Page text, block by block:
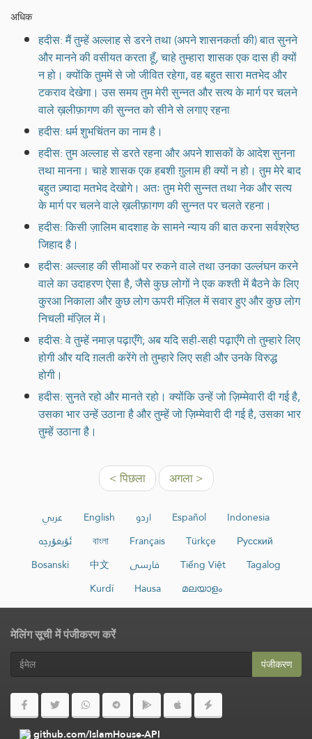
अधिक
हदीस: मैं तुम्हें अल्लाह से डरने तथा (अपने शासनकर्ता की) बात सुनने
और मानने की वसीयत करता हूँ, चाहे तुम्हारा शासक एक दास ही क्यों
न हो। क्योंकि तुममें से जो जीवित रहेगा, वह बहुत सारा मतभेद और
टकराव देखेगा। उस समय तुम मेरी सुन्नत और सत्य के मार्ग पर चलने
वाले ख़लीफ़ागण की सुन्नत को सीने से लगाए रहना
हदीस: धर्म शुभचिंतन का नाम है।
हदीस: तुम अल्लाह से डरते रहना और अपने शासकों के आदेश सुनना
तथा मानना। चाहे शासक एक हबशी ग़ुलाम ही क्यों न हो। तुम मेरे बाद
बहुत ज़्यादा मतभेद देखोगे। अतः तुम मेरी सुन्नत तथा नेक और सत्य
के मार्ग पर चलने वाले ख़लीफ़ागण की सुन्नत पर चलते रहना।
हदीस: किसी ज़ालिम बादशाह के सामने न्याय की बात करना सर्वश्रेष्ठ
जिहाद है।
हदीस: अल्लाह की सीमाओं पर रुकने वाले तथा उनका उल्लंघन करने
वाले का उदाहरण ऐसा है, जैसे कुछ लोगों ने एक कश्ती में बैठने के लिए
कु़रआ निकाला और कुछ लोग ऊपरी मंज़िल में सवार हुए और कुछ लोग
निचली मंज़िल में।
हदीस: वे तुम्हें नमाज़ पढ़ाएँगे; अब यदि सही-सही पढ़ाएँगे तो तुम्हारे लिए
होगी और यदि ग़लती करेंगे तो तुम्हारे लिए सही और उनके विरुद्ध
होगी।
हदीस: सुनते रहो और मानते रहो। क्योंकि उन्हें जो ज़िम्मेवारी दी गई है,
उसका भार उन्हें उठाना है और तुम्हें जो ज़िम्मेवारी दी गई है, उसका भार
तुम्हें उठाना है।
< पिछला अगला >
عربي English اردو Español
Indonesia
ئۇيغۇرچە
বাংলা Français Türkçe
Русский
Bosanski
中文 فارسی Tiếng Việt
Tagalog
Kurdî
Hausa മലയാളം
मेलिंग सूची में पंजीकरण करें
पंजीकरण
github.com/IslamHouse-API